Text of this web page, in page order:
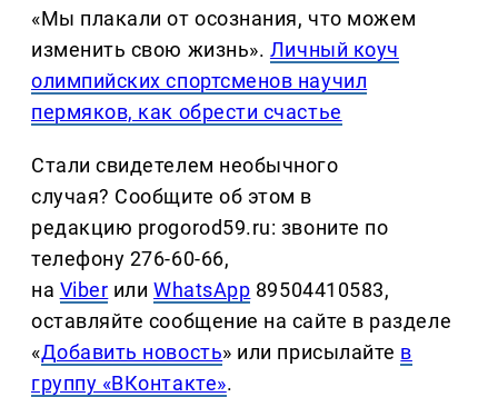
«Мы плакали от осознания, что можем
изменить свою жизнь». Личный коуч
олимпийских спортсменов научил
пермяков, как обрести счастье
Стали свидетелем необычного
случая? Сообщите об этом в
редакцию progorod59.ru: звоните по
телефону 276-60-66,
на Viber илиWhatsApp 89504410583,
оставляйте сообщение на сайте в разделе
«Добавить новость» или присылайте в
группу «ВКонтакте».